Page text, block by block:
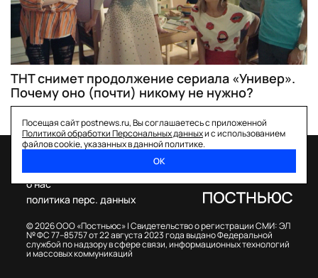
ТНТ снимет продолжение сериала «Универ».
Почему оно (почти) никому не нужно?
Посещая сайт postnews.ru, Вы соглашаетесь с приложенной
Политикой обработки Персональных данныхи с использованием
файлов cookie, указанных в данной политике.
ОК
© 2026 ООО «Постньюс» |Свидетельство о регистрации СМИ: ЭЛ
№ ФС 77–85757 от 22 августа 2023 года выдано Федеральной
службой по надзору в сфере связи, информационных технологий
и массовых коммуникаций
о нас
политика перс. данных